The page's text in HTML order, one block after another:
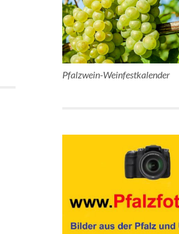
Pfalzwein-Weinfestkalender